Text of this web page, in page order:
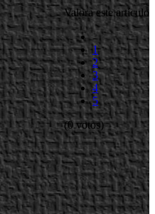
Valora este artículo
1
2
3
4
5
(0 votos)